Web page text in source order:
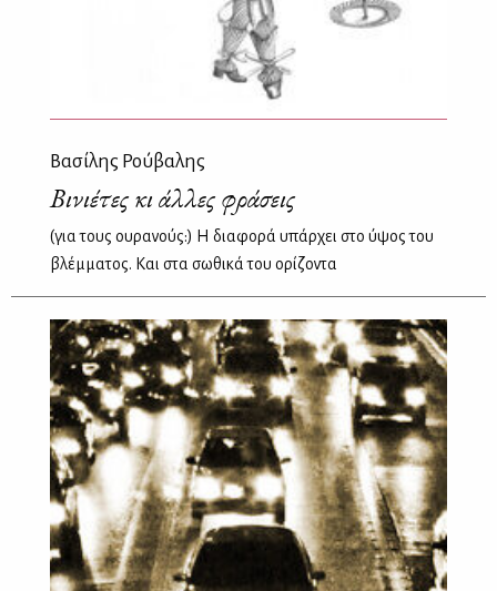
Bασίλης Ρούβαλης
Βινιέτες κι άλλες φράσεις
(για τους ουρανούς:) Η διαφορά υπάρχει στο ύψος του
βλέμματος. Και στα σωθικά του ορίζοντα